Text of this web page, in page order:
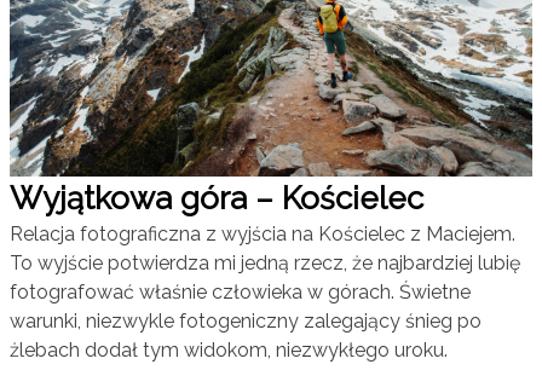
Wyjątkowa góra – Kościelec
Relacja fotograficzna z wyjścia na Kościelec z Maciejem.
To wyjście potwierdza mi jedną rzecz, że najbardziej lubię
fotografować właśnie człowieka w górach. Świetne
warunki, niezwykle fotogeniczny zalegający śnieg po
żlebach dodał tym widokom, niezwykłego uroku.